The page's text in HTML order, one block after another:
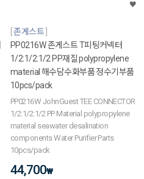
존게스트
PP0216W 존게스트 T피팅커넥터
1/2:1/2:1/2 PP재질 polypropylene
material 해수담수화부품 정수기부품
10pcs/pack
PP0216W JohnGuest TEE CONNECTOR
1/2:1/2:1/2 PP Material polypropylene
material seawater desalination
components Water Purifier Parts
10pcs/pack
44,700₩